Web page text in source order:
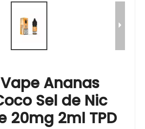
Ananas
Sel de Nic
20mg 2ml TPD